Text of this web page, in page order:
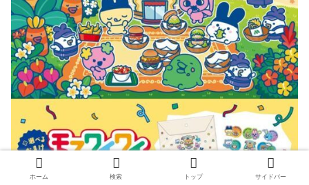
ホーム 検索 トップ サイドバー